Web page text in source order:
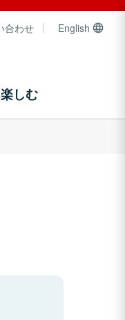
合わせ English
楽しむ